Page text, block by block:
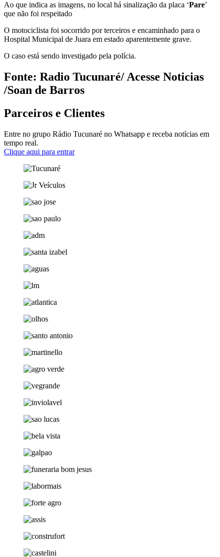
Ao que indica as imagens, no local há sinalização da placa ‘Pare’
que não foi respeitado
O motociclista foi socorrido por terceiros e encaminhado para o
Hospital Municipal de Juara em estado aparentemente grave.
O caso está sendo investigado pela polícia.
Fonte: Radio Tucunaré/ Acesse Noticias
/Soan de Barros
Parceiros e Clientes
Entre no grupo Rádio Tucunaré no Whatsapp e receba notícias em
tempo real.
Clique aqui para entrar